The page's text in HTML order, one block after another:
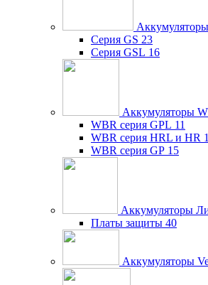
Серия GS 23
Серия GSL 16
Аккумуляторы
WBR серия GPL 11
WBR серия HRL и HR
WBR серия GP 15
Аккумуляторы
Платы защиты 40
Аккумуляторы